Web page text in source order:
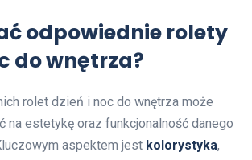
odpowiednie rolety
do wnętrza?
rolet dzień i noc do wnętrza może
na estetykę oraz funkcjonalność danego
aspektem jest kolorystyka,